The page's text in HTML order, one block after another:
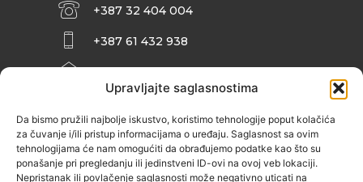
Upravljajte saglasnostima
Da bismo pružili najbolje iskustvo, koristimo tehnologije poput kolačića
za čuvanje i/ili pristup informacijama o uređaju. Saglasnost sa ovim
tehnologijama će nam omogućiti da obrađujemo podatke kao što su
ponašanje pri pregledanju ili jedinstveni ID-ovi na ovoj veb lokaciji.
Nepristanak ili povlačenje saglasnosti može negativno uticati na
+387 32 404 004
+387 61 432 938
INFO@ZENIT.BA
ZENIČANKA, 3. SPRAT), 72000 ZENICA